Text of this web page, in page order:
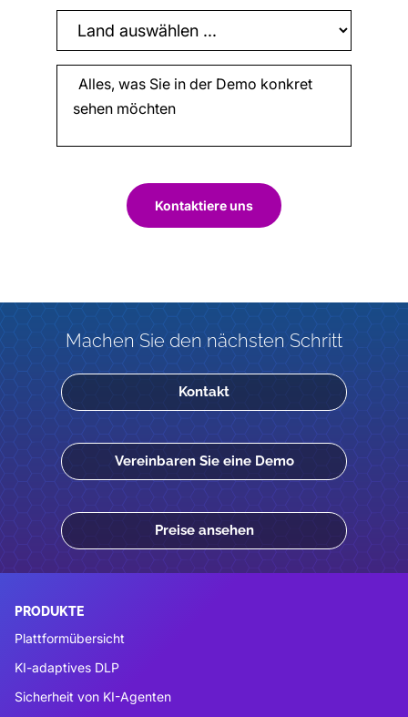
Kontaktiere uns
Machen Sie den nächsten Schritt
Kontakt
Vereinbaren Sie eine Demo
Preise ansehen
PRODUKTE
Plattformübersicht
KI-adaptives DLP
Sicherheit von KI-Agenten